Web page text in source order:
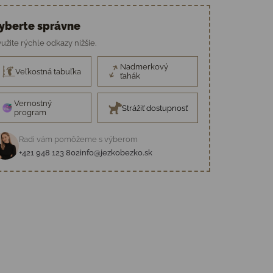
správne
rýchle odkazy nižšie.
Veľkostná tabuľka
Nadmerkový
ťahák
Vernostný
program
Strážiť dostupnosť
Radi vám pomôžeme s výberom
+421 948 123 802info@jezkobezko.sk